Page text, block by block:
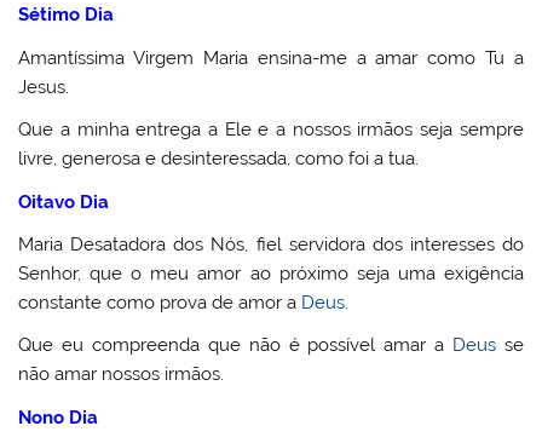
Sétimo Dia
Amantíssima Virgem Maria ensina-me a amar como Tu a
Jesus.
Que a minha entrega a Ele e a nossos irmãos seja sempre
livre, generosa e desinteressada, como foi a tua.
Oitavo Dia
Maria Desatadora dos Nós, fiel servidora dos interesses do
Senhor, que o meu amor ao próximo seja uma exigência
constante como prova de amor a Deus.
Que eu compreenda que não é possível amar a Deusse
não amar nossos irmãos.
Nono Dia